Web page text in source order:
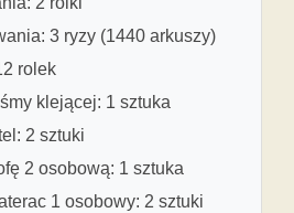
3 ryzy (1440 arkuszy)
rolek
klejącej: 1 sztuka
2 sztuki
2 osobową: 1 sztuka
1 osobowy: 2 sztuki